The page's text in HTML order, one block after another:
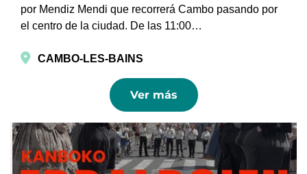
por Mendiz Mendi que recorrerá Cambo pasando por
el centro de la ciudad. De las 11:00…
CAMBO-LES-BAINS
Ver más